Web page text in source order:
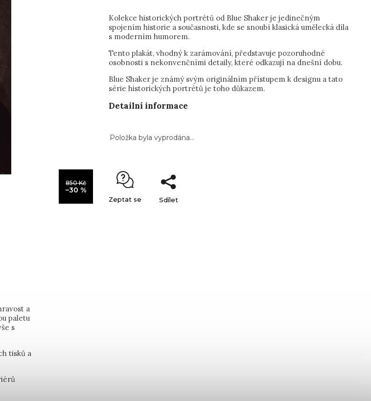
850 Kč
–30 %
Kolekce historických portrétů od Blue Shaker je jedinečným
spojením historie a současnosti, kde se snoubí klasická umělecká díla
s moderním humorem.
Tento plakát, vhodný k zarámování, představuje pozoruhodné
osobnosti s nekonvenčními detaily, které odkazují na dnešní dobu.
Blue Shaker je známý svým originálním přístupem k designu a tato
série historických portrétů je toho důkazem.
Detailní informace
Položka byla vyprodána…
Zeptat se Sdílet
a
paletu
s
tisků a